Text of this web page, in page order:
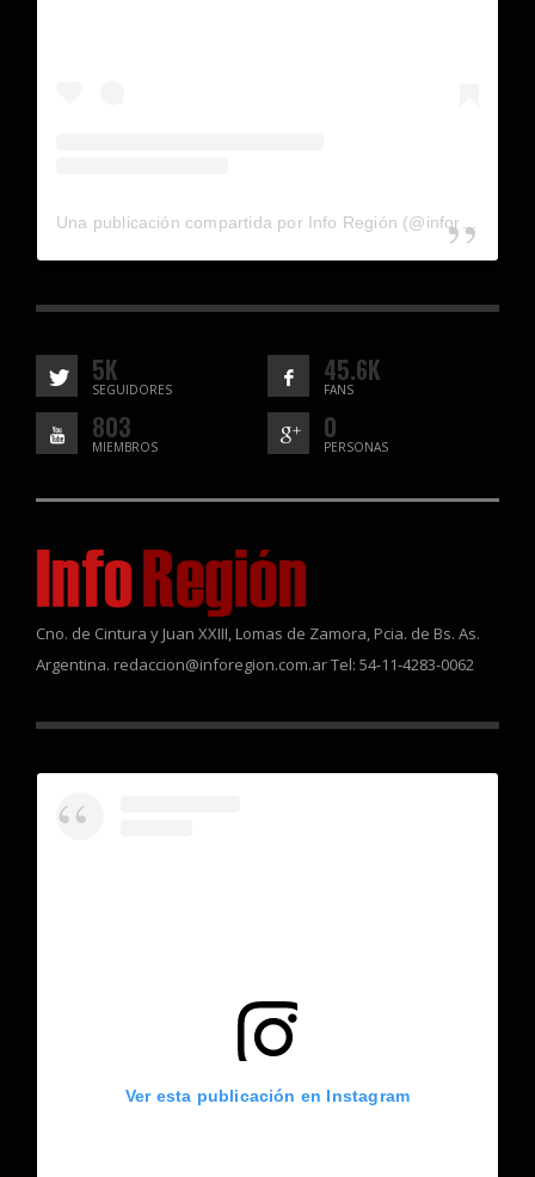
Una publicación compartida por Info Región (@inforegion_redes)
5K
SEGUIDORES
45.6K
FANS
803
MIEMBROS
0
PERSONAS
Cno. de Cintura y Juan XXIII, Lomas de Zamora, Pcia. de Bs. As.
Argentina. redaccion@inforegion.com.ar Tel: 54-11-4283-0062
Ver esta publicación en Instagram